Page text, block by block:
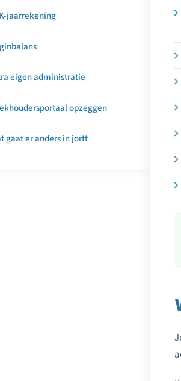
jaarrekening
eigen administratie
opzeggen
gaat er anders in jortt